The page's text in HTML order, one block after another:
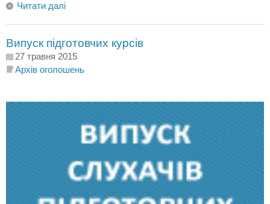
Читати далі
Випуск підготовчих курсів
27 травня 2015
Архів оголошень